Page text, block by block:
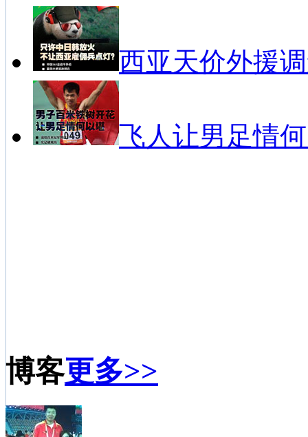
西亚天价外援
飞人让男足情
博客更多>>